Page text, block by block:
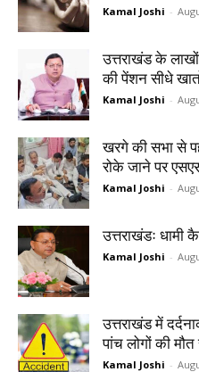
Kamal Joshi -
उत्तराखंड के
की पेंशन सीधे
Kamal Joshi -
खरगे की सभा से
रोके जाने पर
Kamal Joshi -
उत्तराखंडः धामी
Kamal Joshi -
उत्तराखंड में
पांच लोगों की
Kamal Joshi -